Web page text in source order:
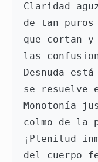
Claridad
de tan
las
Desnuda
se resuelve
Monotonía
colmo de la
¡Plenitud
del cuerpo